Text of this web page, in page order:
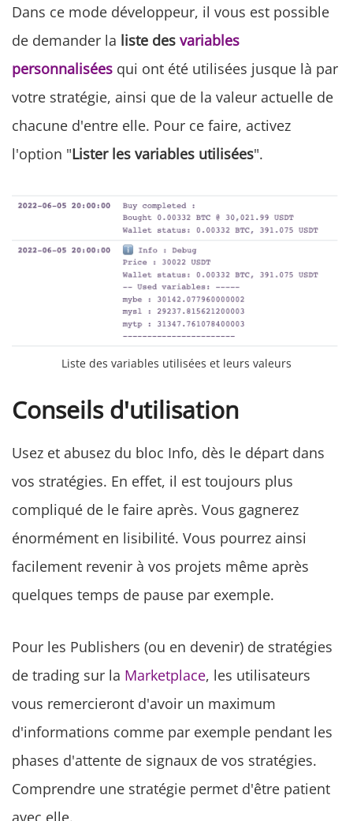
Dans ce mode développeur, il vous est possible
de demander la liste des variables
personnalisées qui ont été utilisées jusque là par
votre stratégie, ainsi que de la valeur actuelle de
chacune d'entre elle. Pour ce faire, activez
l'option "Lister les variables utilisées".
Liste des variables utilisées et leurs valeurs
Conseils d'utilisation
Usez et abusez du bloc Info, dès le départ dans
vos stratégies. En effet, il est toujours plus
compliqué de le faire après. Vous gagnerez
énormément en lisibilité. Vous pourrez ainsi
facilement revenir à vos projets même après
quelques temps de pause par exemple.
Pour les Publishers (ou en devenir) de stratégies
de trading sur la Marketplace, les utilisateurs
vous remercieront d'avoir un maximum
d'informations comme par exemple pendant les
phases d'attente de signaux de vos stratégies.
Comprendre une stratégie permet d'être patient
avec elle.